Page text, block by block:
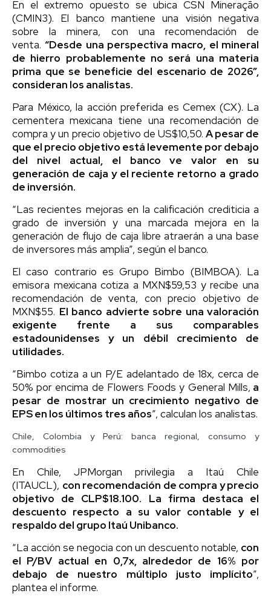
En el extremo opuesto se ubica CSN Mineração
(CMIN3). El banco mantiene una visión negativa
sobre la minera, con una recomendación de
venta.“Desde una perspectiva macro, el mineral
de hierro probablemente no será una materia
prima que se beneficie del escenario de 2026”,
consideran los analistas.
Para México, la acción preferida es Cemex (CX). La
cementera mexicana tiene una recomendación de
compra y un precio objetivo de US$10,50. A pesar de
que el precio objetivo está levemente por debajo
del nivel actual, el banco ve valor en su
generación de caja y el reciente retorno a grado
de inversión.
“Las recientes mejoras en la calificación crediticia a
grado de inversión y una marcada mejora en la
generación de flujo de caja libre atraerán a una base
de inversores más amplia”, según el banco.
El caso contrario es Grupo Bimbo (BIMBOA). La
emisora mexicana cotiza a MXN$59,53 y recibe una
recomendación de venta, con precio objetivo de
MXN$55. El banco advierte sobre una valoración
exigente frente a sus comparables
estadounidenses y un débil crecimiento de
utilidades.
“Bimbo cotiza a un P/E adelantado de 18x, cerca de
50% por encima de Flowers Foods y General Mills, a
pesar de mostrar un crecimiento negativo de
EPS en los últimos tres años”, calculan los analistas.
Chile, Colombia y Perú: banca regional, consumo y
commodities
En Chile, JPMorgan privilegia a Itaú Chile
(ITAUCL), con recomendación de compra y precio
objetivo de CLP$18.100. La firma destaca el
descuento respecto a su valor contable y el
respaldo del grupo Itaú Unibanco.
“La acción se negocia con un descuento notable, con
el P/BV actual en 0,7x, alrededor de 16% por
debajo de nuestro múltiplo justo implícito”,
plantea el informe.